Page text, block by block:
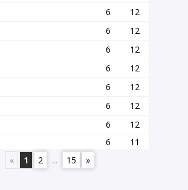
6
12
6
12
6
12
6
12
6
12
6
12
6
12
6
11
«
1 2 ... 15 »